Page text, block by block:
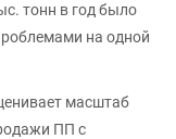
тонн в год было
на одной
масштаб
ПП с